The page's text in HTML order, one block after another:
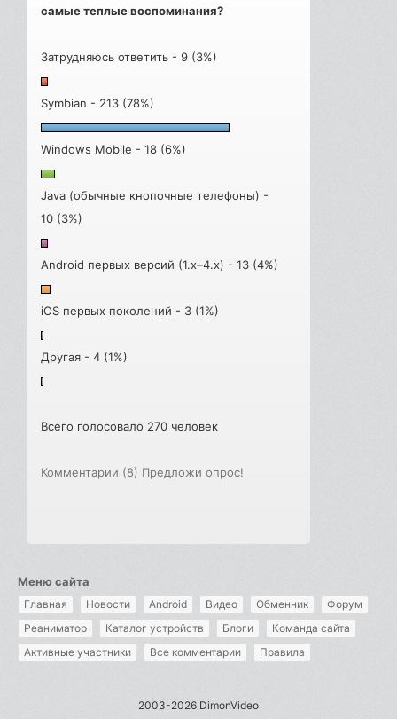
самые теплые воспоминания?
Затрудняюсь ответить - 9 (3%)
Symbian - 213 (78%)
Windows Mobile - 18 (6%)
Java (обычные кнопочные телефоны) -
10 (3%)
Android первых версий (1.x–4.x) - 13 (4%)
iOS первых поколений - 3 (1%)
Другая - 4 (1%)
Всего голосовало 270 человек
Комментарии (8) Предложи опрос!
Меню сайта
Главная Новости Android Видео Обменник
Форум
Реаниматор
Каталог устройств Блоги
Команда сайта
Активные участники
Все комментарии Правила
2003-2026 DimonVideo